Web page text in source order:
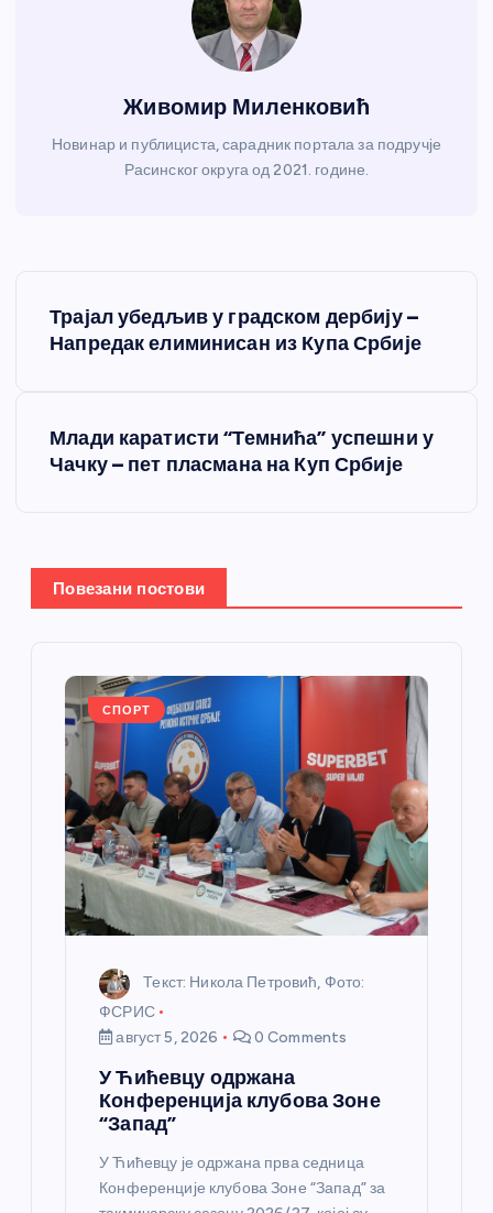
Живомир Миленковић
Новинар и публициста, сарадник портала за подручје
Расинског округа од 2021. године.
њ
е
Трајал убедљив у градском дербију –
Напредак елиминисан из Купа Србије
Млади каратисти “Темнића” успешни у
Чачку – пет пласмана на Куп Србије
Повезани постови
СПОРТ
Текст: Никола Петровић, Фото:
ФСРИС
август 5, 2026
0 Comments
У Ћићевцу одржана
Конференција клубова Зоне
“Запад”
У Ћићевцу је одржана прва седница
Конференције клубова Зоне “Запад” за